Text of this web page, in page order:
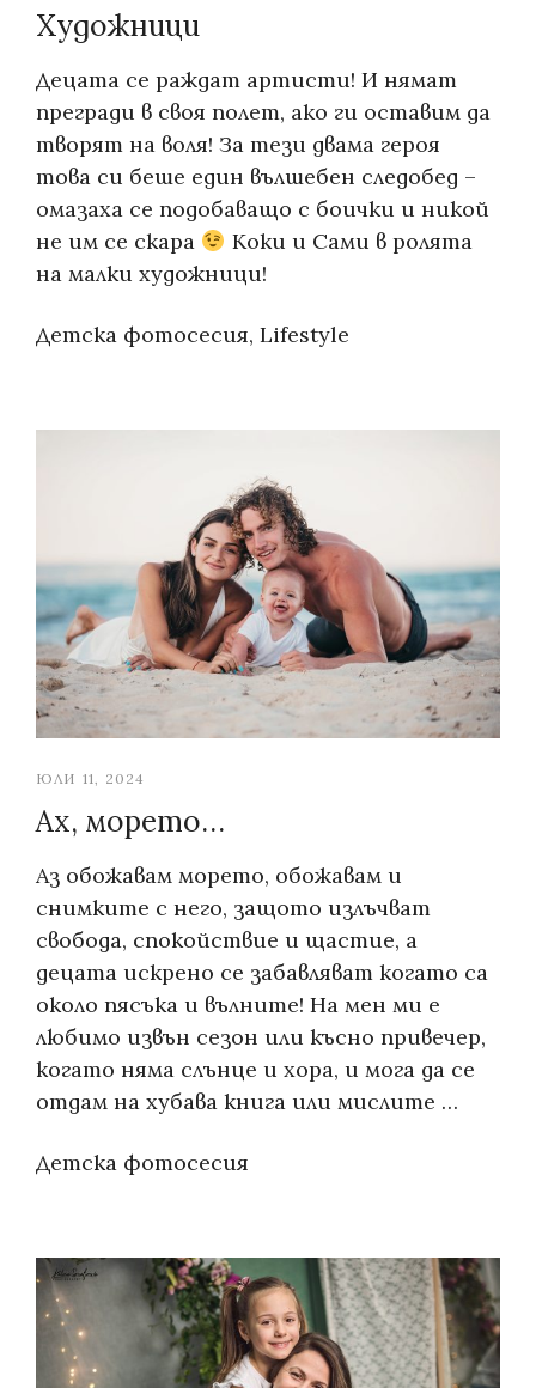
Галерия
Фотографски услуги
За мен
Блог
Въпроси и отговори
Контакти
Художници
Децата се раждат артисти! И нямат
прегради в своя полет, ако ги оставим да
творят на воля! За тези двама героя
това си беше един вълшебен следобед –
омазаха се подобаващо с боички и никой
не им се скара
Коки и Сами в ролята
на малки художници!
Categories:
Детска фотосесия, Lifestyle
ЮЛИ 11, 2024
Ах, морето…
Аз обожавам морето, обожавам и
снимките с него, защото излъчват
свобода, спокойствие и щастие, а
децата искрено се забавляват когато са
около пясъка и вълните! На мен ми е
любимо извън сезон или късно привечер,
когато няма слънце и хора, и мога да се
отдам на хубава книга или мислите …
Categories:
Детска фотосесия